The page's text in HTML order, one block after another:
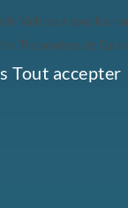
Web pour vous
"Paramètres de
Tout accepter